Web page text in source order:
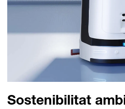
Sostenibilitat